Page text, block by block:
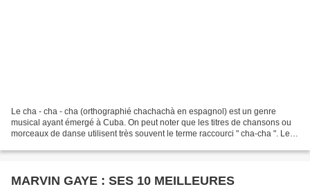
Le cha - cha - cha (orthographié chachachà en espagnol) est un genre
musical ayant émergé à Cuba. On peut noter que les titres de chansons ou
morceaux de danse utilisent très souvent le terme raccourci " cha-cha ". Le
MARVIN GAYE : SES 10 MEILLEURES